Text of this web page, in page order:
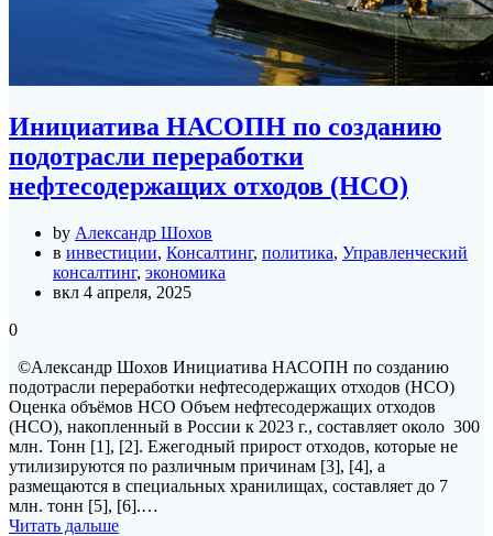
Инициатива НАСОПН по созданию
подотрасли переработки
нефтесодержащих отходов (НСО)
by Александр Шохов
в инвестиции, Консалтинг, политика, Управленческий
консалтинг, экономика
вкл 4 апреля, 2025
0
©Александр Шохов Инициатива НАСОПН по созданию
подотрасли переработки нефтесодержащих отходов (НСО)
Оценка объёмов НСО Объем нефтесодержащих отходов
(HCO), накопленный в России к 2023 г., составляет около 300
млн. Тонн [1], [2]. Eжегодный прирост отходов, которые не
утилизируются по различным причинам [3], [4], а
размещаются в специальных хранилищах, составляет до 7
млн. тонн [5], [6].…
Читать дальше